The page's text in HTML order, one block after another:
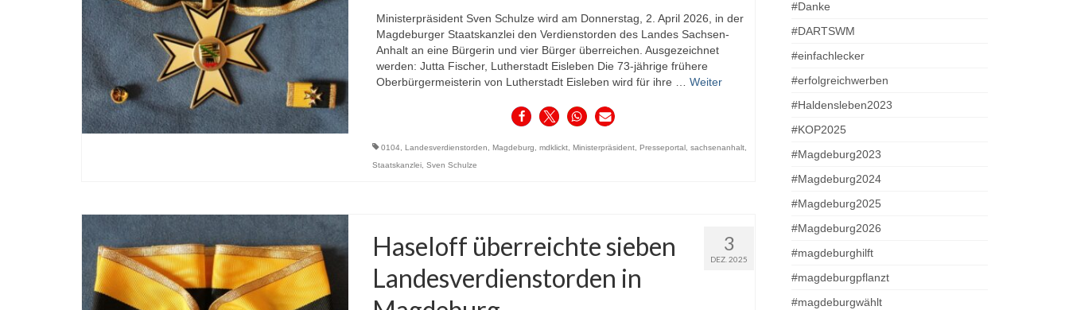
Ministerpräsident Sven Schulze wird am Donnerstag, 2. April 2026, in der
Magdeburger Staatskanzlei den Verdienstorden des Landes Sachsen-
Anhalt an eine Bürgerin und vier Bürger überreichen. Ausgezeichnet
werden: Jutta Fischer, Lutherstadt Eisleben Die 73-jährige frühere
Oberbürgermeisterin von Lutherstadt Eisleben wird für ihre … Weiter
0104, Landesverdienstorden Magdeburg mdklickt, Ministerpräsident, Presseportal, sachsenanhalt,
Staatskanzlei, Sven Schulze
3
DEZ. 2025
Haseloff überreichte sieben
Landesverdienstorden in
#Danke
#DARTSWM
#einfachlecker
#erfolgreichwerben
#Haldensleben2023
#KOP2025
#Magdeburg2023
#Magdeburg2024
#Magdeburg2025
#Magdeburg2026
#magdeburghilft
#magdeburgpflanzt
#magdeburgwählt